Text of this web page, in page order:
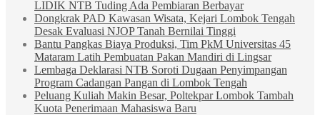
LIDIK NTB Tuding Ada Pembiaran Berbayar
Dongkrak PAD Kawasan Wisata, Kejari Lombok Tengah
Desak Evaluasi NJOP Tanah Bernilai Tinggi
Bantu Pangkas Biaya Produksi, Tim PkM Universitas 45
Mataram Latih Pembuatan Pakan Mandiri di Lingsar
Lembaga Deklarasi NTB Soroti Dugaan Penyimpangan
Program Cadangan Pangan di Lombok Tengah
Peluang Kuliah Makin Besar, Poltekpar Lombok Tambah
Kuota Penerimaan Mahasiswa Baru